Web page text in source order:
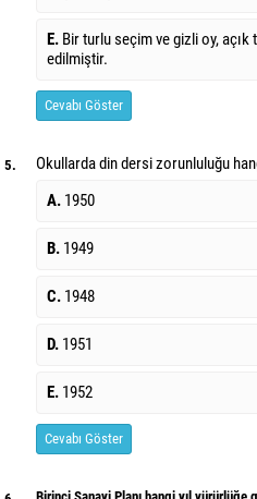
E. Bir turlu seçim ve gizli oy,
edilmiştir.
Cevabı Göster
5.
Okullarda din dersi zorunluluğu
A. 1950
B. 1949
C. 1948
D. 1951
E. 1952
Cevabı Göster